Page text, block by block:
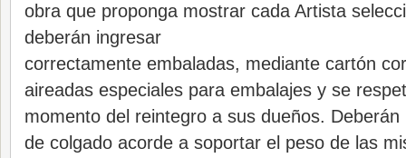
obra que proponga mostrar cada Artista
deberán ingresar
correctamente embaladas, mediante cartón
aireadas especiales para embalajes y se
momento del reintegro a sus dueños.
de colgado acorde a soportar el peso de las